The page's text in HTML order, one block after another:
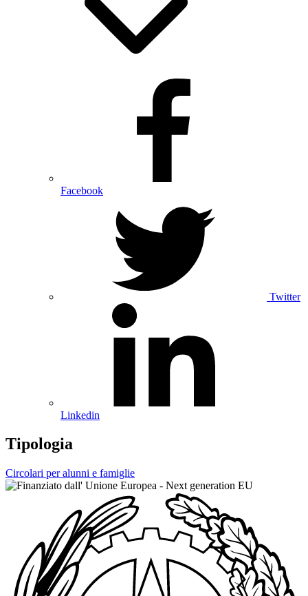
Facebook
Twitter
Linkedin
Tipologia
Circolari per alunni e famiglie